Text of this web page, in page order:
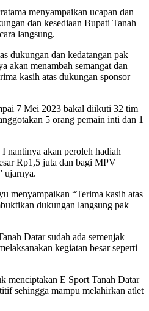
menyampaikan ucapan dan
dan kesediaan Bupati Tanah
langsung.
dukungan dan kedatangan pak
akan menambah semangat dan
kasih atas dukungan sponsor
7 Mei 2023 bakal diikuti 32 tim
5 orang pemain inti dan 1
nantinya akan peroleh hadiah
Rp1,5 juta dan bagi MPV
ujarnya.
menyampaikan “Terima kasih atas
dukungan langsung pak
Datar sudah ada semenjak
kegiatan besar seperti
menciptakan E Sport Tanah Datar
sehingga mampu melahirkan atlet